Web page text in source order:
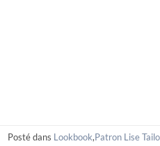
Posté dans Lookbook,Patron Lise